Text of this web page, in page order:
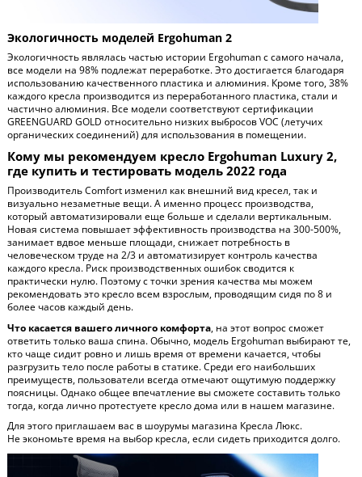
Экологичность моделей Ergohuman 2
Экологичность являлась частью истории Ergohuman с самого начала,
все модели на 98% подлежат переработке. Это достигается благодаря
использованию качественного пластика и алюминия. Кроме того, 38%
каждого кресла производится из переработанного пластика, стали и
частично алюминия. Все модели соответствуют сертификации
GREENGUARD GOLD относительно низких выбросов VOC (летучих
органических соединений) для использования в помещении.
Кому мы рекомендуем кресло Ergohuman Luxury 2,
где купить и тестировать модель 2022 года
Производитель Comfort изменил как внешний вид кресел, так и
визуально незаметные вещи. А именно процесс производства,
который автоматизировали еще больше и сделали вертикальным.
Новая система повышает эффективность производства на 300-500%,
занимает вдвое меньше площади, снижает потребность в
человеческом труде на 2/3 и автоматизирует контроль качества
каждого кресла. Риск производственных ошибок сводится к
практически нулю. Поэтому с точки зрения качества мы можем
рекомендовать это кресло всем взрослым, проводящим сидя по 8 и
более часов каждый день.
Что касается вашего личного комфорта, на этот вопрос сможет
ответить только ваша спина. Обычно, модель Ergohuman выбирают те,
кто чаще сидит ровно и лишь время от времени качается, чтобы
разгрузить тело после работы в статике. Среди его наибольших
преимуществ, пользователи всегда отмечают ощутимую поддержку
поясницы. Однако общее впечатление вы сможете составить только
тогда, когда лично протестуете кресло дома или в нашем магазине.
Для этого приглашаем вас в шоурумы магазина Кресла Люкс.
Не экономьте время на выбор кресла, если сидеть приходится долго.